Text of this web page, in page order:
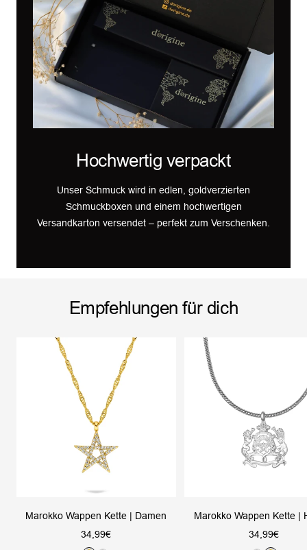
Hochwertig verpackt
Unser Schmuck wird in edlen, goldverzierten
Schmuckboxen und einem hochwertigen
Versandkarton versendet – perfekt zum Verschenken.
Empfehlungen für dich
Marokko Wappen Kette | Damen
Angebotspreis
34,99€
Marokko Wappen Kette |
34,99€